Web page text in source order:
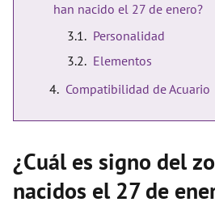
han nacido el 27 de enero?
Personalidad
Elementos
Compatibilidad de Acuario
¿Cuál es signo del
nacidos el 27 de